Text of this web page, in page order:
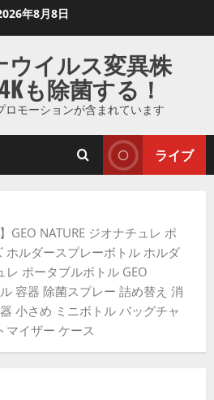
年8月8日
ウイルス変異株
も除菌する！
ロモーションが含まれています
ライブ
GEO NATURE ジオナチュレ ポ
ホルダースプレーボトル ホルダ
レ ポータブルボトル GEO
容器 除菌スプレー 詰め替え 消
小さめ ミニボトル バッグチャ
マイザー ケース